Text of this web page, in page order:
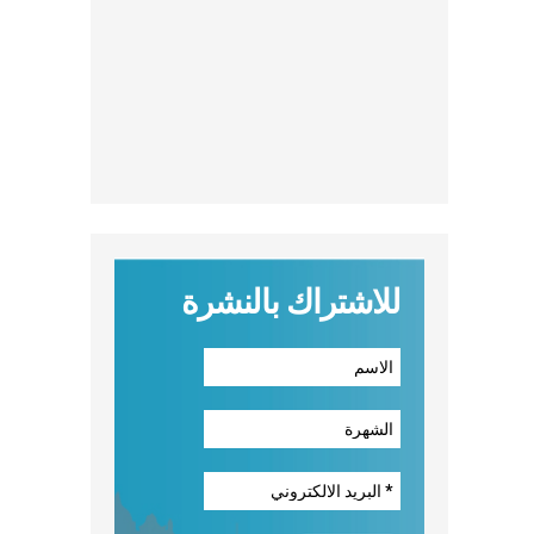
للاشتراك بالنشرة